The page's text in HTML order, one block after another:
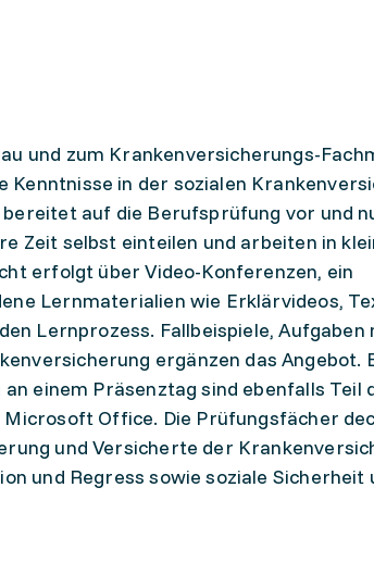
und zum Krankenversicherungs-
in der sozialen
auf die Berufsprüfung vor und
Zeit selbst einteilen und arbeiten in
erfolgt über Video-Konferenzen, ein
Lernmaterialien wie Erklärvideos,
Lernprozess. Fallbeispiele, Aufgaben
ergänzen das Angebot.
einem Präsenztag sind ebenfalls Teil
Office. Die Prüfungsfächer
und Versicherte der
und Regress sowie soziale Sicherheit